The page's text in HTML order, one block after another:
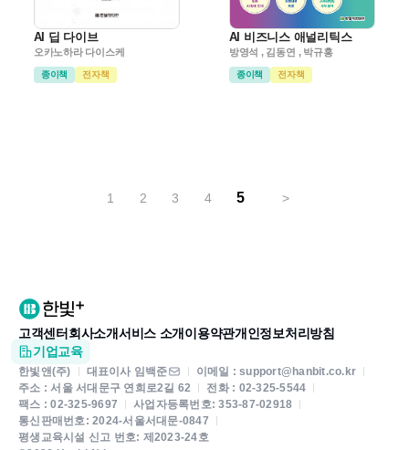
AI 딥 다이브
오카노하라 다이스케
종이책 전자책
AI 비즈니스 애널리틱스
방영석 , 김동연 , 박규홍
종이책 전자책
1 2 3 4 5 >
고객센터 회사소개서비스 소개 이용약관개인정보처리방침
기업교육
한빛앤(주) 대표이사 임백준
이메일 : support@hanbit.co.kr
주소 : 서울 서대문구 연희로2길 62
전화 : 02-325-5544
팩스 : 02-325-9697
사업자등록번호: 353-87-02918
통신판매번호: 2024-서울서대문-0847
평생교육시설 신고 번호: 제2023-24호